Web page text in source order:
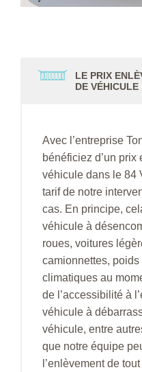
LE PRIX
DE VÉHICULE
Avec l’entreprise
bénéficiez d’un
véhicule dans le 84
tarif de notre
cas. En principe,
véhicule à
roues, voitures
camionnettes,
climatiques au
de l’accessibilité à
véhicule à
véhicule, entre
que notre équipe
l’enlèvement de